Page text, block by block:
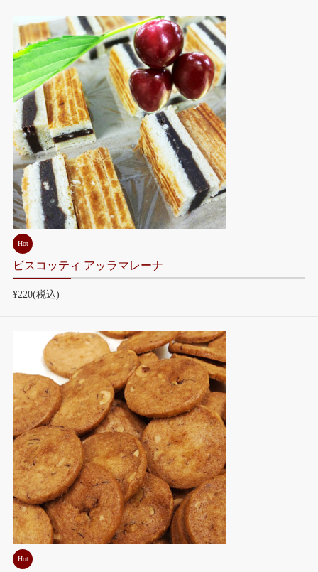
Hot
ビスコッティ アッラマレーナ
¥220(税込)
Hot